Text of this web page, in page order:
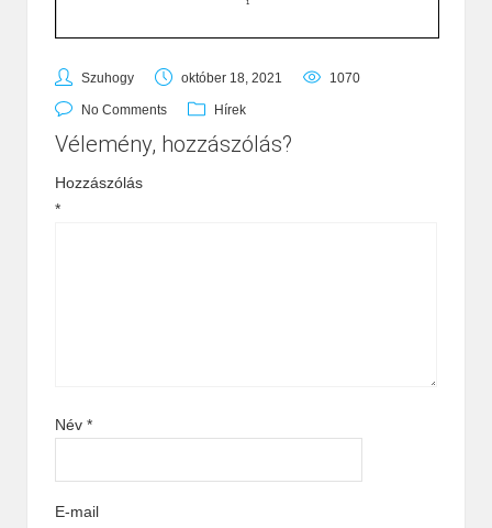
Szuhogy október 18, 2021 1070
No Comments Hírek
Vélemény, hozzászólás?
Hozzászólás
*
Név *
E-mail